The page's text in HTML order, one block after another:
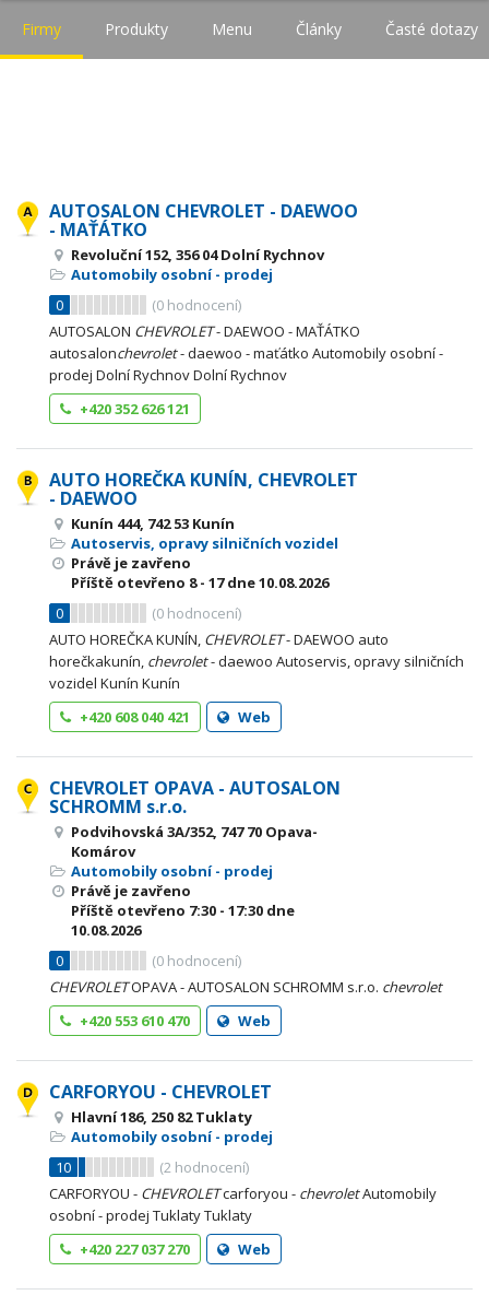
Firmy Produkty Menu Články Časté dotazy
AUTOSALON CHEVROLET - DAEWOO
- MAŤÁTKO
Revoluční 152, 356 04 Dolní Rychnov
Automobily osobní - prodej
0
(0 hodnocení)
AUTOSALON CHEVROLET- DAEWOO - MAŤÁTKO
autosalonchevrolet- daewoo - maťátko Automobily osobní -
prodej Dolní Rychnov Dolní Rychnov
+420 352 626 121
AUTO HOREČKA KUNÍN, CHEVROLET
- DAEWOO
Kunín 444, 742 53 Kunín
Autoservis, opravy silničních vozidel
Právě je zavřeno
Příště otevřeno 8 - 17dne 10.08.2026
0
(0 hodnocení)
AUTO HOREČKA KUNÍN, CHEVROLET- DAEWOO auto
horečkakunín, chevrolet- daewoo Autoservis, opravy silničních
vozidel Kunín Kunín
+420 608 040 421
Web
CHEVROLET OPAVA - AUTOSALON
SCHROMM s.r.o.
Podvihovská 3A/352, 747 70 Opava-
Komárov
Automobily osobní - prodej
Právě je zavřeno
Příště otevřeno 7:30 - 17:30 dne
10.08.2026
0
(0 hodnocení)
CHEVROLETOPAVA - AUTOSALON SCHROMM s.r.o. chevrolet
+420 553 610 470
Web
CARFORYOU - CHEVROLET
Hlavní 186, 250 82 Tuklaty
Automobily osobní - prodej
10
(2 hodnocení)
CARFORYOU - CHEVROLETcarforyou - chevroletAutomobily
osobní - prodej Tuklaty Tuklaty
+420 227 037 270
Web